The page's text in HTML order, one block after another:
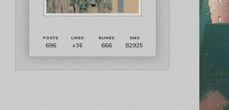
696 +36 666 82925